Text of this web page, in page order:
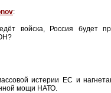
:
войска, Россия будет
истерии ЕС и
мощи НАТО.